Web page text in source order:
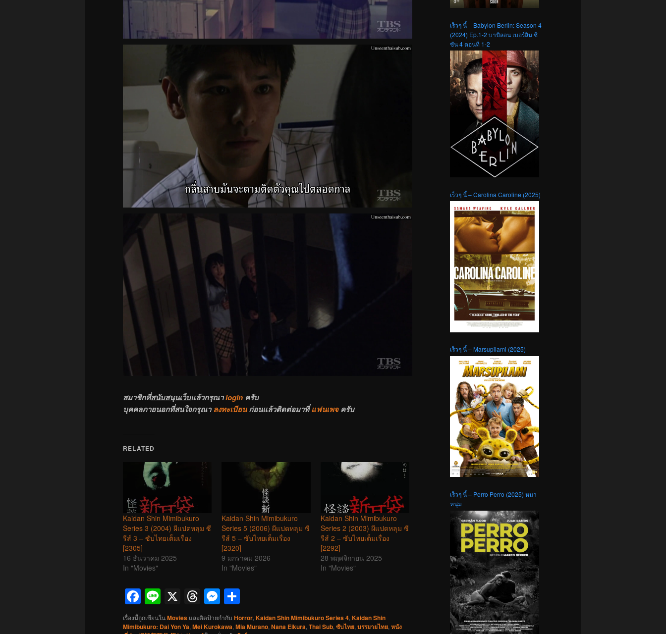
สมาชิกที่สนับสนุนเว็บแล้วกรุณาlogin ครับ
บุคคลภายนอกที่สนใจกรุณา ลงทะเบียนก่อนแล้วติดต่อมาที่แฟนเพจครับ
RELATED
Kaidan Shin Mimibukuro
Series 3 (2004) ผีแปดหลุม ซี
รีส์ 3 – ซับไทยเต็มเรื่อง
[2305]
16 ธันวาคม 2025
In "Movies"
Kaidan Shin Mimibukuro
Series 5 (2006) ผีแปดหลุม ซี
รีส์ 5 – ซับไทยเต็มเรื่อง
[2320]
9 มกราคม 2026
In "Movies"
Kaidan Shin Mimibukuro
Series 2 (2003) ผีแปดหลุม ซี
รีส์ 2 – ซับไทยเต็มเรื่อง
[2292]
28 พฤศจิกายน 2025
In "Movies"
Facebook
Line
X Threads
Messenger
เรื่องนี้ถูกเขียนในMovies และติดป้ายกำกับ Horror, Kaidan Shin Mimibukuro Series 4, Kaidan Shin
Mimibukuro: Dai Yon Ya, Mei Kurokawa, Mia Murano, Nana Eikura, Thai Sub, ซับไทย, บรรยายไทย, หนัง
เร็วๆ นี้ – Babylon Berlin: Season 4
(2024) Ep.1-2 บาบิลอน เบอร์ลิน ซี
ซัน 4 ตอนที่ 1-2
เร็วๆ นี้ – Carolina Caroline (2025)
เร็วๆ นี้ – Marsupilami (2025)
เร็วๆ นี้ – Perro Perro (2025) หมา
หนุ่ม